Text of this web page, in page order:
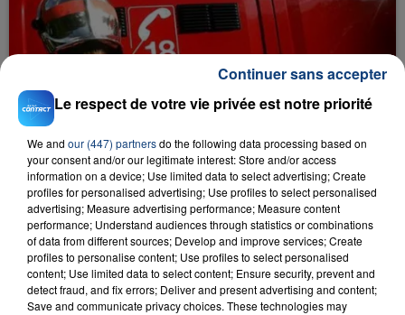
23 juillet 2026
INCENDIE MORTEL À LENS : UNE FEMME ET
SON BÉBÉ ENTRE LA VIE ET LA...
Un homme s'est immolé par le feu après avoir
aspergé sa compagne et leur bébé de trois mois
d'un liquide inflammable.
Le respect de votre vie privée est notre priorité
We and our (447) partnersdo the following data processing based on
your consent and/or our legitimate interest: Store and/or access
information on a device; Use limited data to select advertising; Create
profiles for personalised advertising; Use profiles to select personalised
advertising; Measure advertising performance; Measure content
performance; Understand audiences through statistics or combinations
of data from different sources; Develop and improve services; Create
profiles to personalise content; Use profiles to select personalised
content; Use limited data to select content; Ensure security, prevent and
detect fraud, and fix errors; Deliver and present advertising and content;
Save and communicate privacy choices. These technologies may
Continuer sans accepter